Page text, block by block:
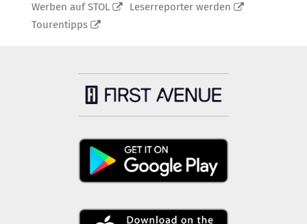
Werben auf STOL
Leserreporter werden
Tourentipps